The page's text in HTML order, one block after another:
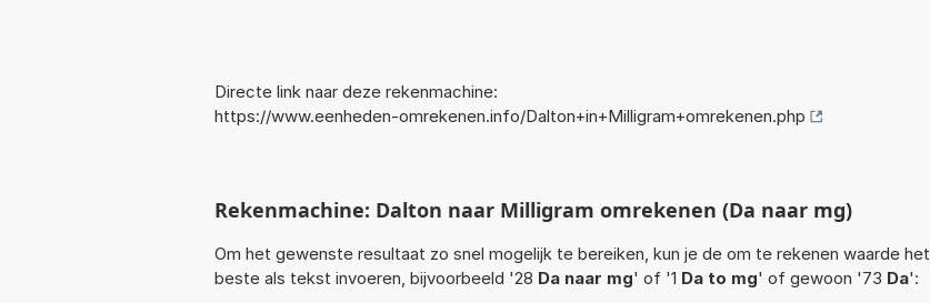
Directe link naar deze rekenmachine:
https://www.eenheden-omrekenen.info/Dalton+in+Milligram+omrekenen.php
Rekenmachine: Dalton naar Milligram omrekenen (Da naar mg)
Om het gewenste resultaat zo snel mogelijk te bereiken, kun je de om te rekenen waarde het
beste als tekst invoeren, bijvoorbeeld '28 Da naar mg' of '1 Da to mg' of gewoon '73 Da':